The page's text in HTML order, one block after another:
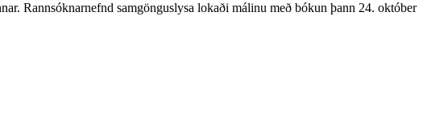
Rannsóknarnefnd samgönguslysa lokaði málinu með bókun þann 24. október